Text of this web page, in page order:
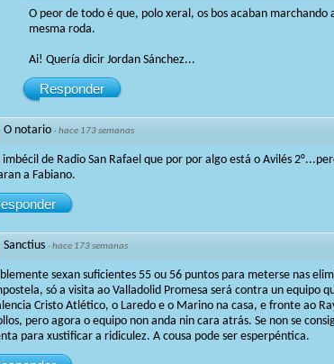
O peor de todo é que, polo xeral, os bos acaban
mesma roda.
Ai! Quería dicir Jordan Sánchez...
Responder
O notario ·hace 173 semanas
imbécil de Radio San Rafael que por por algo está o Avilés
a Fabiano.
Sanctius ·hace 173 semanas
sexan suficientes 55 ou 56 puntos para meterse nas
só a visita ao Valladolid Promesa será contra un equipo
Cristo Atlético, o Laredo e o Marino na casa, e fronte ao
pero agora o equipo non anda nin cara atrás. Se non se
para xustificar a ridiculez. A cousa pode ser esperpéntica.